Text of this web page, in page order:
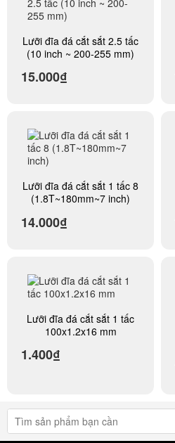
Lưỡi đĩa đá cắt sắt 2.5 tấc
(10 inch ~ 200-255 mm)
15.000₫
Lưỡi đĩa đá cắt sắt 1 tấc 8
(1.8T~180mm~7 inch)
14.000₫
Lưỡi đĩa đá cắt sắt 1 tấc
100x1.2x16 mm
1.400₫